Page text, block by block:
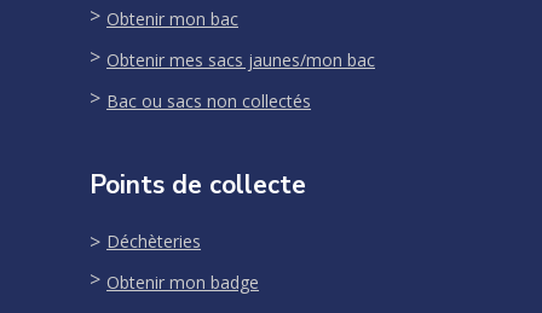
Obtenir mon bac
Obtenir mes sacs jaunes/mon bac
Bac ou sacs non collectés
Points de collecte
Déchèteries
Obtenir mon badge